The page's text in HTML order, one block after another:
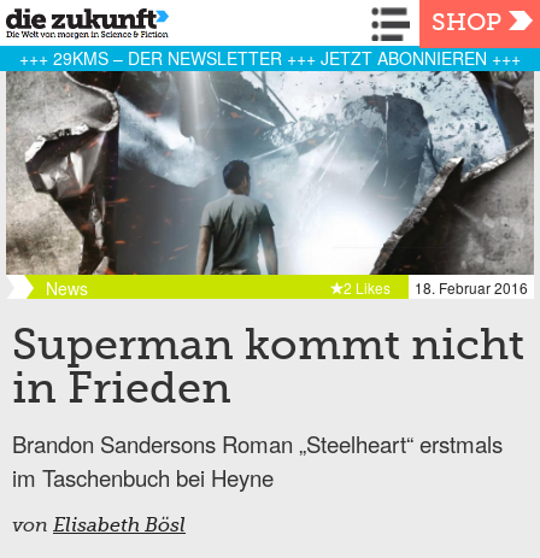
Navigation
SHOP
+++ 29KMS – DER NEWSLETTER +++ JETZT ABONNIEREN +++
News 18. Februar 2016
2 Likes
Superman kommt nicht
in Frieden
Brandon Sandersons Roman „Steelheart“ erstmals
im Taschenbuch bei Heyne
von Elisabeth Bösl